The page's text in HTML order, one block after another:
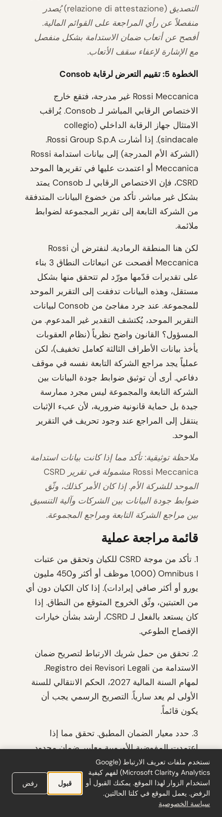
التصديق (relazione di attestazione) يُصدر
منفصلاً عن رأي المراجعة على القوائم المالية.
أفصح عن أتعاب ضمان الاستدامة بشكل منفصل
مع الإشارة لإعفاء سقف الأتعاب.
الخطوة 5: تقييم التعرض لرقابة Consob
Rossi Meccanica غير مدرجة، فتقع خارج
الاختصاص الرقابي المباشر لـ Consob. يُراقب
الامتثال جهاز الرقابة الداخلي (collegio
sindacale). إذا أشارت Rossi Group S.p.A.
(الشركة الأم المدرجة) إلى بيانات استدامة Rossi
Meccanica أو اعتمدت عليها في تقريرها الموحد
CSRD، فإن الاختصاص الرقابي لـ Consob يمتد
بشكل غير مباشر. تأكد من خضوع البيانات المتدفقة
من الشركة التابعة إلى تقرير المجموعة لضوابط
ملائمة.
لكن هنا المنطقة الرمادية. لنفترض أن Rossi
Meccanica أفصحت عن انبعاثات النطاق 3 بناء
على تقديرات قدّمها مورّد لم تتحقق منها بشكل
مستقل، وهذه البيانات تدفقت إلى التقرير الموحد
للمجموعة. عند جرد مفاجئ من Consob لبيانات
التقرير الموحد، يُكتشف التقدير غير المدعوم. من
المسؤول؟ القانون واضح نظرياً (نظام العقوبات
يأخذ بيانات الأطراف الثالثة كعامل تخفيف)، لكن
عملياً يجد مراجع الشركة التابعة نفسه في موقف
دفاعي. أرى أن توثيق ضوابط جودة البيانات بين
الشركة التابعة والمجموعة ليس مجرد ممارسة
جيدة بل حماية قانونية ضرورية، لأن عبء الإثبات
ينتقل إلى المراجع عند وجود تحريف في التقرير
الموحد.
ملاحظة توثيقية: تأكد مما إذا كانت بيانات استدامة
Rossi Meccanica مشمولة في تقرير CSRD
الموحد للشركة الأم. إذا كان الأمر كذلك، وثّق
ضوابط جودة البيانات بين الشركات وآلية التنسيق
بين مراجع الشركة التابعة ومراجع المجموعة.
قائمة مراجعة عملية
1. تأكد من موجة CSRD للكيان وتحقق من عتبات
Omnibus I (1,000 موظف أو أكثر و450 مليون
يورو أو أكثر صافي إيرادات). إذا كان الكيان دون أي
من العتبتين، وثّق الخروج المتوقع من النطاق. إذا
كان يستعد بالفعل لـ CSRD، أرشد بشأن خيارات
الإفصاح الطوعي.
2. تحقق من حمل شريك الارتباط لتصريح ضمان
الاستدامة من Registro dei Revisori Legali.
لمهام السنة المالية 2027، الحكم الانتقالي للسنة
الأولى لم يعد سارياً. التصريح الرسمي يجب أن
يكون قائماً.
3. حدد معيار الضمان المطبق. تحقق مما إذا
اعتمدت المفوضية الأوروبية معايير ضمان محدود
استخدم المبادئ الوطنية المطوّرة بموجب D.Lgs.
125/2024. إذا لم تكن تلك مكتملة، تنطبق لائحة
Consob الاحتياطية للكيانات المدرجة.
نستخدم ملفات تعريف الارتباط (Google
Analytics وMicrosoft Clarity) لفهم كيفية
استخدام الزوار لهذا الموقع. يمكنك القبول أو
الرفض. يعمل الموقع في كلتا الحالتين.
سياسة الخصوصية
قبول رفض